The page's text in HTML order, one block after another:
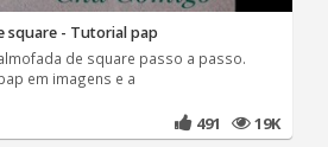
square - Tutorial pap
de square passo a passo.
em imagens e a
491 19K